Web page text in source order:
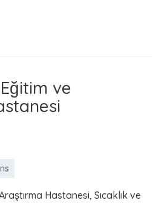
ve
Hastanesi, Sıcaklık ve